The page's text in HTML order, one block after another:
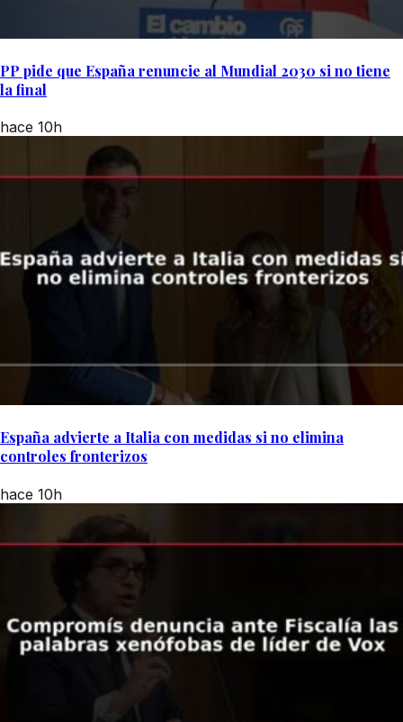
PP pide que España renuncie al Mundial 2030 si no tiene
la final
hace 10h
España advierte a Italia con medidas si no elimina
controles fronterizos
hace 10h